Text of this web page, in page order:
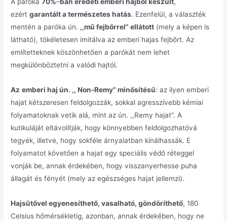
A paróka70%–ban eredeti emberi hajból készült,
ezértgarantált a természetes hatás. Ezenfelül, a választék
mentén a paróka ún. ,,mű fejbőrrel” ellátott (mely a képen is
látható), tökéletesen imitálva az emberi hajas fejbőrt. Az
említetteknek köszönhetően a parókát nem lehet
megkülönböztetni a valódi hajtól.
Az emberi haj ún. ,, Non-Remy” minősítésű: az ilyen emberi
hajat kétszeresen feldolgozzák, sokkal agresszívebb kémiai
folyamatoknak vetik alá, mint az ún. ,,Remy hajat”. A
kutikuláját eltávolítják, hogy könnyebben feldolgozhatóvá
tegyék, illetve, hogy sokféle árnyalatban kínálhassák. E
folyamatot követően a hajat egy speciális védő réteggel
vonják be, annak érdekében, hogy visszanyerhesse puha
állagát és fényét (mely az egészséges hajat jellemzi).
Hajsütővel egyenesíthető, vasalható, göndöríthető, 180
Celsius hőmérsékletig, azonban, annak érdekében, hogy ne